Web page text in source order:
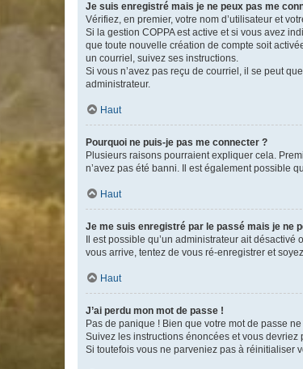
Je suis enregistré mais je ne peux pas me
Vérifiez, en premier, votre nom d’utilisateur et
Si la gestion COPPA est active et si vous avez
que toute nouvelle création de compte soit
un courriel, suivez ses instructions.
Si vous n’avez pas reçu de courriel, il se peut
administrateur.
Haut
Pourquoi ne puis-je pas me connecter ?
Plusieurs raisons pourraient expliquer cela.
n’avez pas été banni. Il est également possible
Haut
Je me suis enregistré par le passé mais je ne
Il est possible qu’un administrateur ait
vous arrive, tentez de vous ré-enregistrer et
Haut
J’ai perdu mon mot de passe !
Pas de panique ! Bien que votre mot de passe
Suivez les instructions énoncées et vous
Si toutefois vous ne parveniez pas à réinitialiser